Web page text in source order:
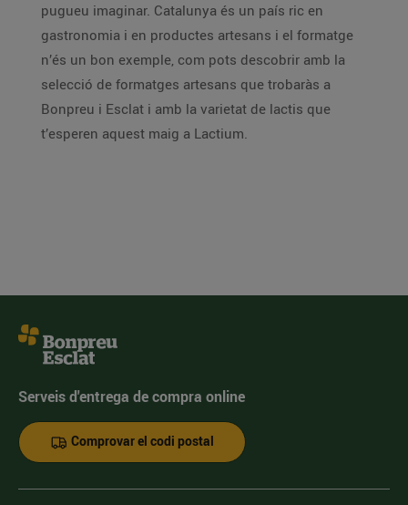
pugueu imaginar. Catalunya és un país ric en
gastronomia i en productes artesans i el formatge
n’és un bon exemple, com pots descobrir amb la
selecció de formatges artesans que trobaràs a
Bonpreu i Esclat i amb la varietat de lactis que
t’esperen aquest maig a Lactium.
Serveis d'entrega de compra online
Comprovar el codi postal